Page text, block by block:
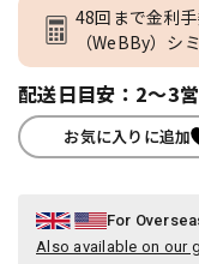
48回まで金利
（WeBBy）シ
配送日目安：2～3
お気に入りに追加
For
Also available on our